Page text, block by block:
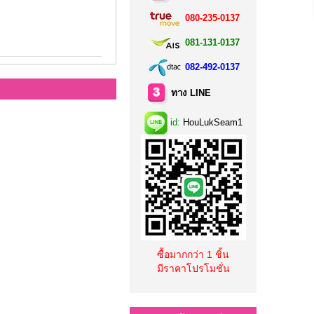
080-235-0137
081-131-0137
082-492-0137
ทาง LINE
id: HouLukSeam1
ซื้อมากกว่า 1 ชิ้น
มีราคาโปรโมชั่น